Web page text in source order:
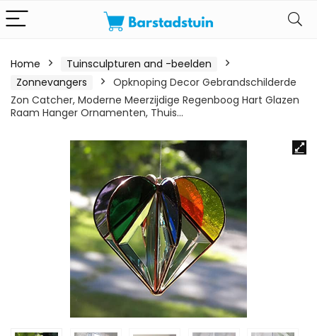
Home
Tuinsculpturen and -beelden
Zonnevangers
Opknoping Decor Gebrandschilderde
Zon Catcher, Moderne Meerzijdige Regenboog Hart Glazen
Raam Hanger Ornamenten, Thuis…